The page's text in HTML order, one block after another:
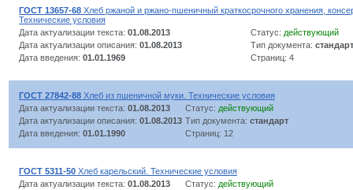
ГОСТ 13657-68 Хлеб ржаной и ржано-пшеничный краткосрочного хранения,
Технические условия
Дата актуализации текста: 01.08.2013 Статус: действующий
Дата актуализации описания: 01.08.2013 Тип документа: стандарт
Дата введения: 01.01.1969 Страниц: 4
ГОСТ 27842-88 Хлеб из пшеничной муки. Технические условия
Дата актуализации текста: 01.08.2013 Статус: действующий
Дата актуализации описания: 01.08.2013 Тип документа: стандарт
Дата введения: 01.01.1990 Страниц: 12
ГОСТ 5311-50 Хлеб карельский. Технические условия
Дата актуализации текста: 01.08.2013 Статус: действующий